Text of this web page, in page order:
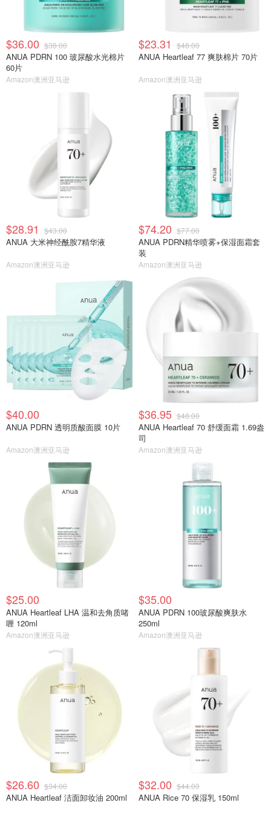
$36.00 $38.00
ANUA PDRN 100 玻尿酸水光棉片
60片
Amazon澳洲亚马逊
$23.31 $48.00
ANUA Heartleaf 77 爽肤棉片 70片
Amazon澳洲亚马逊
$28.91 $43.00
ANUA 大米神经酰胺7精华液
Amazon澳洲亚马逊
$74.20 $77.00
ANUA PDRN精华喷雾+保湿面霜套
装
Amazon澳洲亚马逊
$40.00
ANUA PDRN 透明质酸面膜 10片
Amazon澳洲亚马逊
$36.95 $48.00
ANUA Heartleaf 70 舒缓面霜 1.69盎
司
Amazon澳洲亚马逊
$25.00
ANUA Heartleaf LHA 温和去角质啫
喱 120ml
Amazon澳洲亚马逊
$35.00
ANUA PDRN 100玻尿酸爽肤水
250ml
Amazon澳洲亚马逊
$26.60 $34.00
ANUA Heartleaf 洁面卸妆油 200ml
$32.00 $44.00
ANUA Rice 70 保湿乳 150ml